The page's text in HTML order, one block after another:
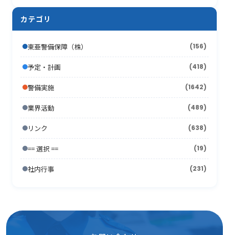
2014年1月
2013年2月
2013年1月 (7)
2012年4月 (12)
2012年2月 (11)
2012年1月 (10)
2011年5月 (11)
2011年4月 (12)
2011年3月 (13)
2011年2月
2011年1月
2010年6月
2010年4月 (15)
2010年3月 (18)
2010年2月 (7)
2010年1月 (13)
2009年7月
2009年5月 (16)
2009年4月
(22)
2009年2月 (15)
2009年1月 (16)
2008年8月
2008年7月 (15)
2008年6月 (10)
2008年5月 (21)
2008年4月 (11)
2008年3月 (26)
2008年2月 (15)
2008年1月 (10)
2007年9月
2007年8月 (22)
2007年7月 (21)
2007年6月 (17)
2007年5月 (24)
2007年4月 (21)
2007年3月 (31)
2007年2月 (33)
2006年11月 (20)
2006年9月 (44)
2006年8月 (26)
2006年7月 (22)
2006年6月 (26)
2006年5月 (23)
2006年1月
2005年12月 (19)
2005年11月 (24)
2005年10月 (13)
2005年9月
2005年8月
2005年7月 (8)
2005年6月 (9)
2005年5月 (11)
カテゴリ
東亜警備保障（株） (156)
予定・計画 (418)
警備実施 (1642)
業界活動 (489)
リンク (638)
== 選択 == (19)
社内行事 (231)